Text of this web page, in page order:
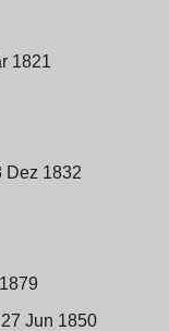
1821
Dez 1832
Jun 1850